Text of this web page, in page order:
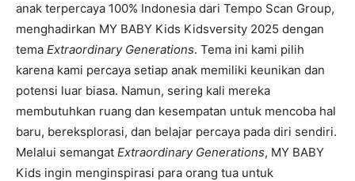
anak terpercaya 100% Indonesia dari Tempo Scan Group,
menghadirkan MY BABY Kids Kidsversity 2025 dengan
tema Extraordinary Generations. Tema ini kami pilih
karena kami percaya setiap anak memiliki keunikan dan
potensi luar biasa. Namun, sering kali mereka
membutuhkan ruang dan kesempatan untuk mencoba hal
baru, bereksplorasi, dan belajar percaya pada diri sendiri.
Melalui semangat Extraordinary Generations, MY BABY
Kids ingin menginspirasi para orang tua untuk